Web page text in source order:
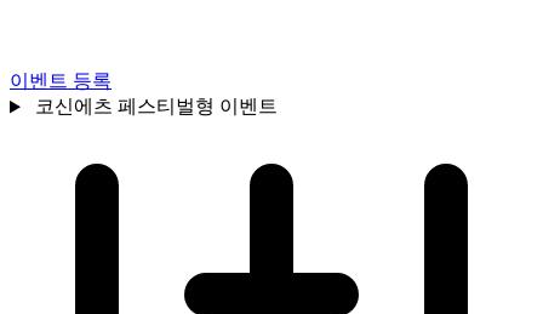
이벤트 등록
코신에츠 페스티벌형 이벤트